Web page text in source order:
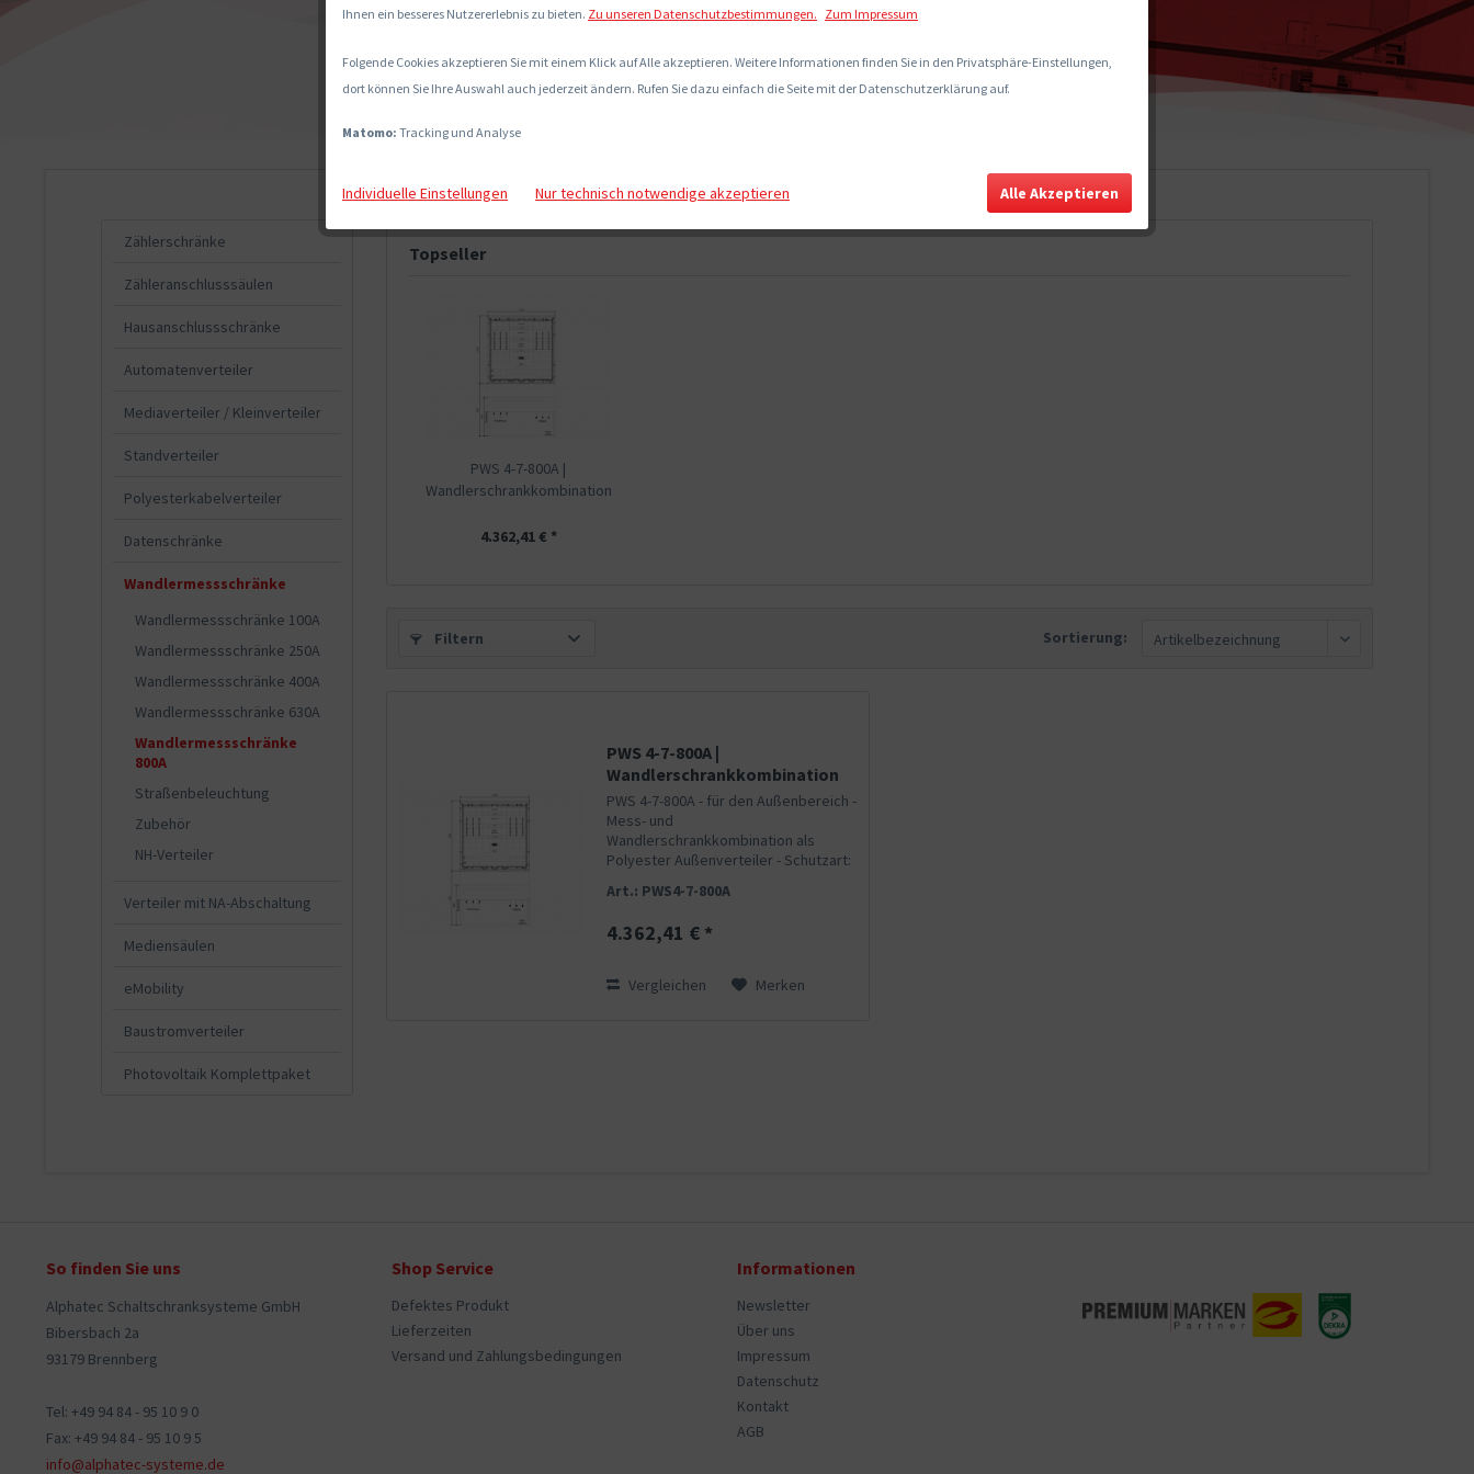
Zählerschränke
Zähleranschlusssäulen
Hausanschlussschränke
Automatenverteiler
Mediaverteiler / Kleinverteiler
Standverteiler
Polyesterkabelverteiler
Datenschränke
Wandlermessschränke
Wandlermessschränke 100A
Wandlermessschränke 250A
Wandlermessschränke 400A
Wandlermessschränke 630A
Wandlermessschränke
800A
Straßenbeleuchtung
Zubehör
NH-Verteiler
Verteiler mit NA-Abschaltung
Mediensäulen
eMobility
Baustromverteiler
Photovoltaik Komplettpaket
Topseller
PWS 4-7-800A |
Wandlerschrankkombination
4.362,41 € *
Filtern Sortierung:
PWS 4-7-800A |
Wandlerschrankkombination
800A
PWS 4-7-800A - für den Außenbereich -
Mess- und
Wandlerschrankkombination als
Polyester Außenverteiler - Schutzart:
mit Regendach und Sockel zum
Kabeltragschiene...
Art.: PWS4-7-800A
4.362,41 € *
Vergleichen Merken
So finden Sie uns
Alphatec Schaltschranksysteme GmbH
Bibersbach 2a
93179 Brennberg
Tel: +49 94 84 - 95 10 9 0
Fax: +49 94 84 - 95 10 9 5
info@alphatec-systeme.de
Shop Service
Defektes Produkt
Lieferzeiten
Versand und Zahlungsbedingungen
Informationen
Newsletter
Über uns
Impressum
Datenschutz
Kontakt
AGB
Ihnen ein besseres Nutzererlebnis zu bieten. Zu unseren Datenschutzbestimmungen. Zum Impressum
Folgende Cookies akzeptieren Sie mit einem Klick auf Alle akzeptieren. Weitere Informationen finden Sie in den Privatsphäre-Einstellungen,
dort können Sie Ihre Auswahl auch jederzeit ändern. Rufen Sie dazu einfach die Seite mit der Datenschutzerklärung auf.
Matomo: Tracking und Analyse
Individuelle Einstellungen Nur technisch notwendige akzeptieren Alle Akzeptieren